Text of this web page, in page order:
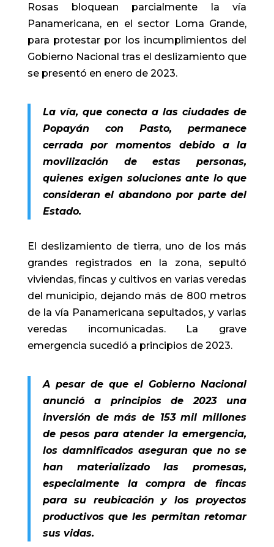
Rosas bloquean parcialmente la vía
Panamericana, en el sector Loma Grande,
para protestar por los incumplimientos del
Gobierno Nacional tras el deslizamiento que
se presentó en enero de 2023.
La vía, que conecta a las ciudades de
Popayán con Pasto, permanece
cerrada por momentos debido a la
movilización de estas personas,
quienes exigen soluciones ante lo que
consideran el abandono por parte del
Estado.
El deslizamiento de tierra, uno de los más
grandes registrados en la zona, sepultó
viviendas, fincas y cultivos en varias veredas
del municipio, dejando más de 800 metros
de la vía Panamericana sepultados, y varias
veredas incomunicadas. La grave
emergencia sucedió a principios de 2023.
A pesar de que el Gobierno Nacional
anunció a principios de 2023 una
inversión de más de 153 mil millones
de pesos para atender la emergencia,
los damnificados aseguran que no se
han materializado las promesas,
especialmente la compra de fincas
para su reubicación y los proyectos
productivos que les permitan retomar
sus vidas.